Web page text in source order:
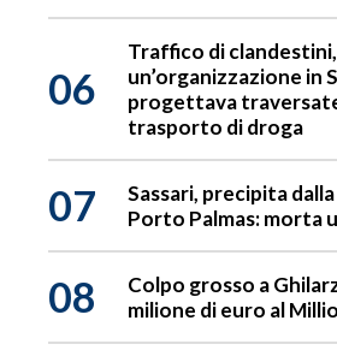
06
Traffico di
un’organizzazione in
progettava
trasporto di droga
07
Sassari, precipita
Porto Palmas: morta
08
Colpo grosso a
milione di euro al